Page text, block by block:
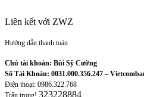
Liên kết với ZWZ
Hướng dẫn thanh toán
Chủ tài khoản: Bùi Sỹ Cường
Số Tài Khoản: 0031.000.356.247 –
Điện thoại: 0986.322.768
323228884